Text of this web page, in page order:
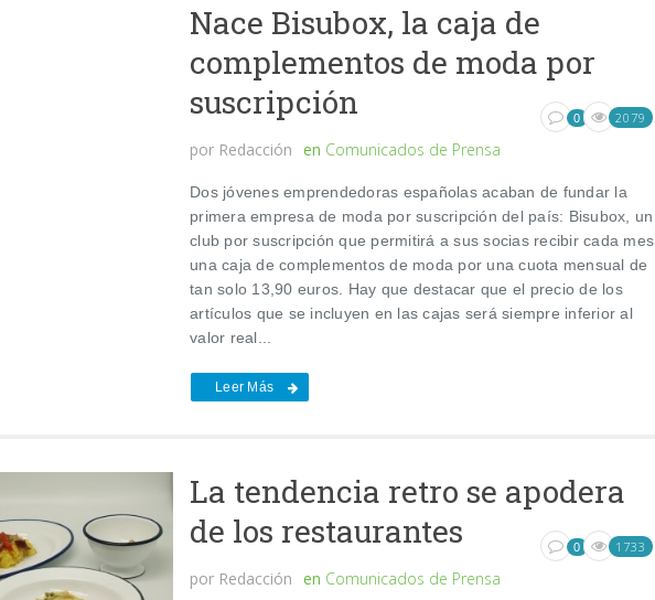
Nace Bisubox, la caja de
complementos de moda por
suscripción
por Redacción en Comunicados de Prensa
0 2079
Dos jóvenes emprendedoras españolas acaban de fundar la
primera empresa de moda por suscripción del país: Bisubox, un
club por suscripción que permitirá a sus socias recibir cada mes
una caja de complementos de moda por una cuota mensual de
tan solo 13,90 euros. Hay que destacar que el precio de los
artículos que se incluyen en las cajas será siempre inferior al
valor real...
Leer Más
La tendencia retro se apodera
de los restaurantes
por Redacción en Comunicados de Prensa
0 1733